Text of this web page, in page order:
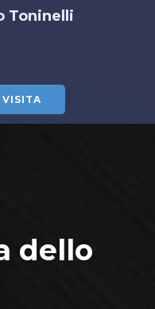
Toninelli
VISITA
dello